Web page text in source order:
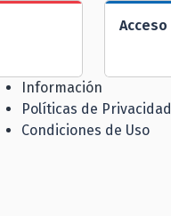
Acceso
Información
Políticas de Privacidad
Condiciones de Uso